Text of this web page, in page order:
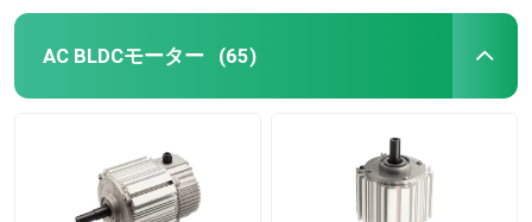
3段階の産業モーター
遠心送風機ファン
AC BLDCモーター (65)